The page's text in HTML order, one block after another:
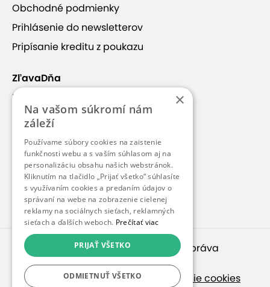
Obchodné podmienky
Prihlásenie do newsletterov
Pripísanie kreditu z poukazu
ZľavaDňa
Náš príbeh
Kontakt
Kariéra
Blog
Pre médiá
Pre partnerov
© 2010 – 2026inspirago s. r. o.
. Všetky práva
vyhradené.
Ochrana osobných údajov| Nastavenie cookies
×
Na vašom súkromí nám
záleží
Používame súbory cookies na zaistenie
funkčnosti webu a s vaším súhlasom aj na
personalizáciu obsahu našich webstránok.
Kliknutím na tlačidlo „Prijať všetko“ súhlasíte
s využívaním cookies a predaním údajov o
správaní na webe na zobrazenie cielenej
reklamy na sociálnych sieťach, reklamných
sieťach a ďalších weboch. Prečítať viac
PRIJAŤ VŠETKO
ODMIETNUŤ VŠETKO